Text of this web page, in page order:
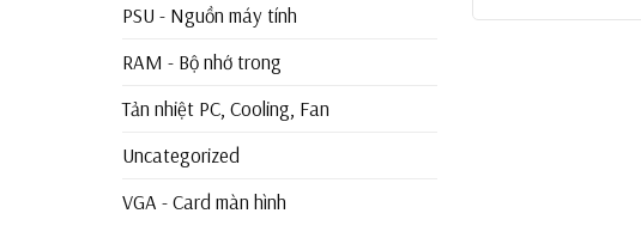
PSU - Nguồn máy tính
RAM - Bộ nhớ trong
Tản nhiệt PC, Cooling, Fan
Uncategorized
VGA - Card màn hình